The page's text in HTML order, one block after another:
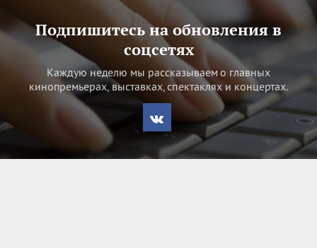
Подпишитесь на обновления в
соцсетях
Каждую неделю мы рассказываем о главных
кинопремьерах, выставках, спектаклях и концертах.